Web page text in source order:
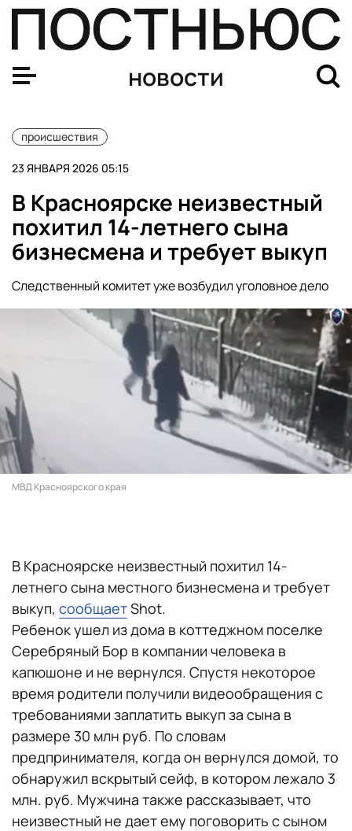
новости
происшествия
23 ЯНВАРЯ 2026 05:15
В Красноярске неизвестный
похитил 14-летнего сына
бизнесмена и требует выкуп
Следственный комитет уже возбудил уголовное дело
МВД Красноярского края
В Красноярске неизвестный похитил 14-
летнего сына местного бизнесмена и требует
выкуп, сообщаетShot.
Ребенок ушел из дома в коттеджном поселке
Серебряный Бор в компании человека в
капюшоне и не вернулся. Спустя некоторое
время родители получили видеообращения с
требованиями заплатить выкуп за сына в
размере 30 млн руб. По словам
предпринимателя, когда он вернулся домой, то
обнаружил вскрытый сейф, в котором лежало 3
млн. руб. Мужчина также рассказывает, что
неизвестный не дает ему поговорить с сыном
В Красноярске неизвестный похитил 14-летнего сына